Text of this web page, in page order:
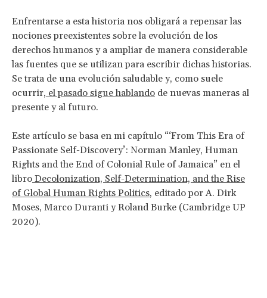
Enfrentarse a esta historia nos obligará a repensar las
nociones preexistentes sobre la evolución de los
derechos humanos y a ampliar de manera considerable
las fuentes que se utilizan para escribir dichas historias.
Se trata de una evolución saludable y, como suele
ocurrir, el pasado sigue hablando de nuevas maneras al
presente y al futuro.
Este artículo se basa en mi capítulo “‘From This Era of
Passionate Self-Discovery’: Norman Manley, Human
Rights and the End of Colonial Rule of Jamaica” en el
libro Decolonization, Self-Determination, and the Rise
of Global Human Rights Politics, editado por A. Dirk
Moses, Marco Duranti y Roland Burke (Cambridge UP
2020).